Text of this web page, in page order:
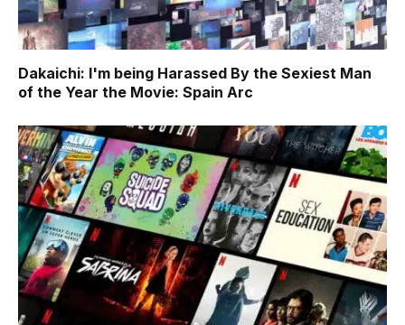
Dakaichi: I'm being Harassed By the Sexiest Man
of the Year the Movie: Spain Arc